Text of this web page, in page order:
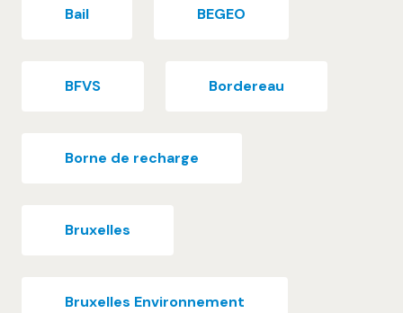
Bail BEGEO
BFVS Bordereau
Borne de recharge
Bruxelles
Bruxelles Environnement